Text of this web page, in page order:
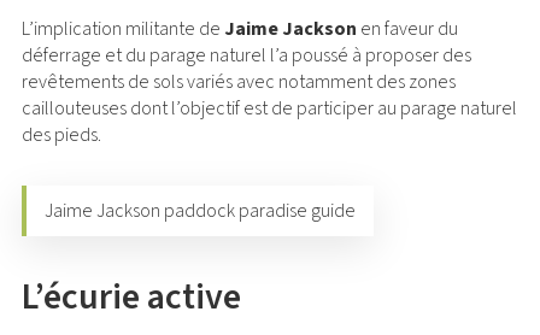
L’implication militante de Jaime Jackson en faveur du
déferrage et du parage naturel l’a poussé à proposer des
revêtements de sols variés avec notamment des zones
caillouteuses dont l’objectif est de participer au parage naturel
des pieds.
Jaime Jackson paddock paradise guide
L’écurie active